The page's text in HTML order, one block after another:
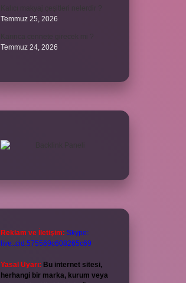
Temmuz 25, 2026
Temmuz 24, 2026
Reklam ve İletişim: Skype:
live:.cid.575569c608265c69
Yasal Uyarı: Bu internet sitesi,
herhangi bir marka, kurum veya